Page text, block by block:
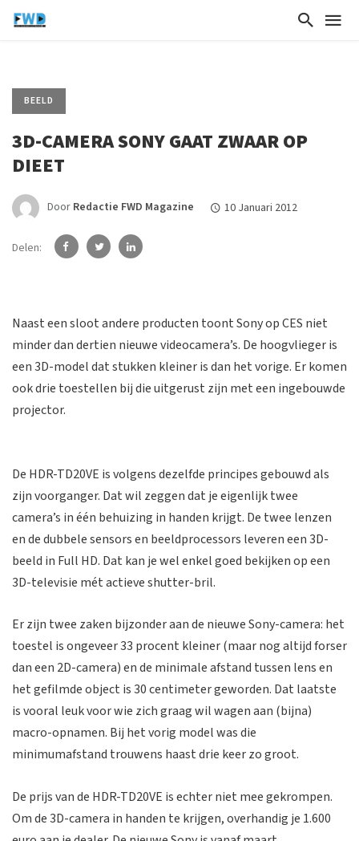
BEELD
3D-CAMERA SONY GAAT ZWAAR OP
DIEET
Door Redactie FWD Magazine 10 Januari 2012
Delen:
Naast een sloot andere producten toont Sony op CES niet
minder dan dertien nieuwe videocamera’s. De hoogvlieger is
een 3D-model dat stukken kleiner is dan het vorige. Er komen
ook drie toestellen bij die uitgerust zijn met een ingebouwde
projector.
De HDR-TD20VE is volgens dezelfde principes gebouwd als
zijn voorganger. Dat wil zeggen dat je eigenlijk twee
camera’s in één behuizing in handen krijgt. De twee lenzen
en de dubbele sensors en beeldprocessors leveren een 3D-
beeld in Full HD. Dat kan je wel enkel goed bekijken op een
3D-televisie mét actieve shutter-bril.
Er zijn twee zaken bijzonder aan de nieuwe Sony-camera: het
toestel is ongeveer 33 procent kleiner (maar nog altijd forser
dan een 2D-camera) en de minimale afstand tussen lens en
het gefilmde object is 30 centimeter geworden. Dat laatste
is vooral leuk voor wie zich graag wil wagen aan (bijna)
macro-opnamen. Bij het vorig model was die
minimumafstand trouwens haast drie keer zo groot.
De prijs van de HDR-TD20VE is echter niet mee gekrompen.
Om de 3D-camera in handen te krijgen, overhandig je 1.600